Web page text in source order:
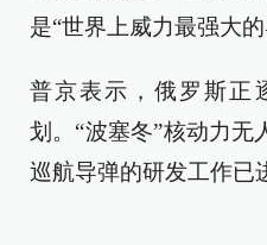
是“世界上威力最强大的
普京表示，俄罗斯正
划。“波塞冬”核动力无
巡航导弹的研发工作已